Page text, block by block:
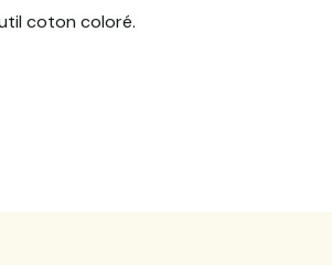
coton coloré.